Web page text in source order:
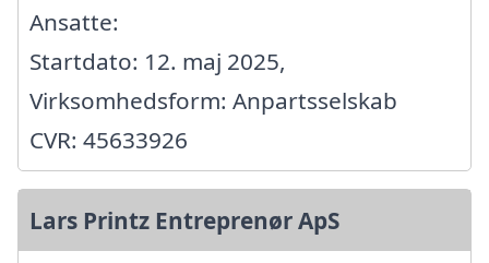
Ansatte:
Startdato: 12. maj 2025,
Virksomhedsform: Anpartsselskab
CVR: 45633926
Lars Printz Entreprenør ApS